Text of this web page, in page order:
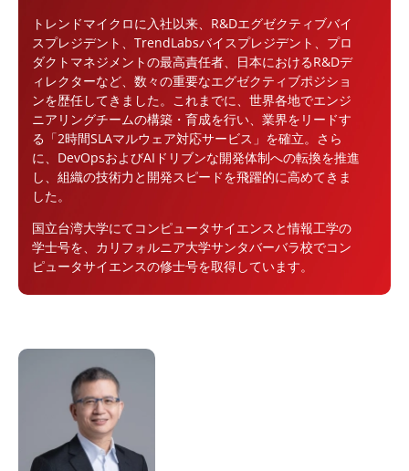
トレンドマイクロに入社以来、R&Dエグゼクティブバイ
スプレジデント、TrendLabsバイスプレジデント、プロ
ダクトマネジメントの最高責任者、日本におけるR&Dデ
ィレクターなど、数々の重要なエグゼクティブポジショ
ンを歴任してきました。これまでに、世界各地でエンジ
ニアリングチームの構築・育成を行い、業界をリードす
る「2時間SLAマルウェア対応サービス」を確立。さら
に、DevOpsおよびAIドリブンな開発体制への転換を推進
し、組織の技術力と開発スピードを飛躍的に高めてきま
した。
国立台湾大学にてコンピュータサイエンスと情報工学の
学士号を、カリフォルニア大学サンタバーバラ校でコン
ピュータサイエンスの修士号を取得しています。